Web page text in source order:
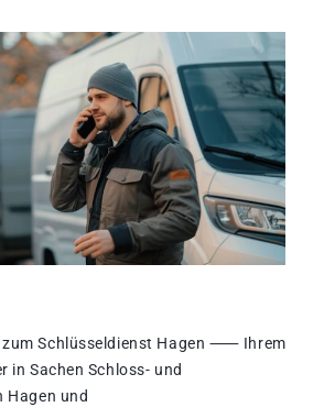
zum Schlüsseldienst Hagen ⸺ Ihrem
in Sachen Schloss- und
Hagen und